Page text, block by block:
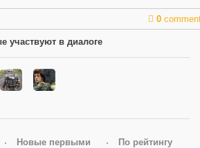
0
участвуют в диалоге
Новые первыми По рейтингу